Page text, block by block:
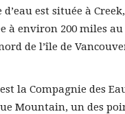
d’eau est située à
à environ 200 miles
de l’île de
la Compagnie des
Mountain, un des